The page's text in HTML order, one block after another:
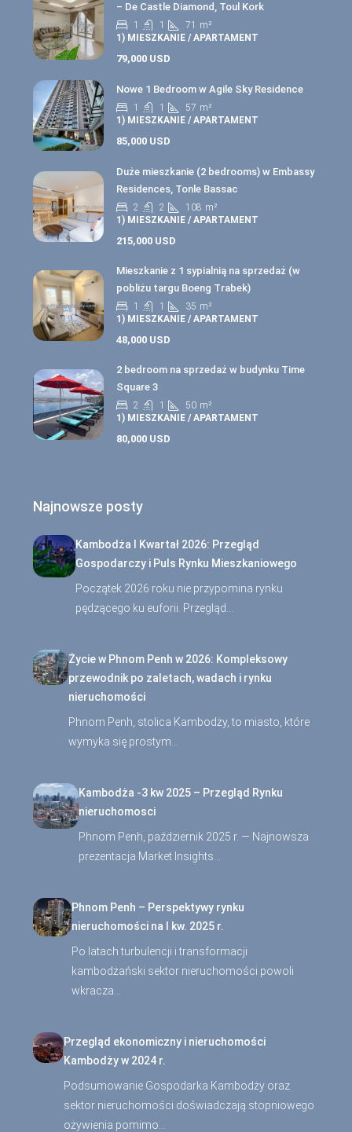
– De Castle Diamond, Toul Kork
1 1 71
m²
1) MIESZKANIE / APARTAMENT
79,000 USD
Nowe 1 Bedroom w Agile Sky Residence
1 1 57 m²
1) MIESZKANIE / APARTAMENT
85,000 USD
Duże mieszkanie (2 bedrooms) w Embassy
Residences, Tonle Bassac
2 2 108 m²
1) MIESZKANIE / APARTAMENT
215,000 USD
Mieszkanie z 1 sypialnią na sprzedaż (w
pobliżu targu Boeng Trabek)
1 1 35 m²
1) MIESZKANIE / APARTAMENT
48,000 USD
2 bedroom na sprzedaż w budynku Time
Square 3
2 1 50 m²
1) MIESZKANIE / APARTAMENT
80,000 USD
Najnowsze posty
Kambodża I Kwartał 2026: Przegląd
Gospodarczy i Puls Rynku Mieszkaniowego
Początek 2026 roku nie przypomina rynku
pędzącego ku euforii. Przegląd…
Życie w Phnom Penh w 2026: Kompleksowy
przewodnik po zaletach, wadach i rynku
nieruchomości
Phnom Penh, stolica Kambodży, to miasto, które
wymyka się prostym…
Kambodża -3 kw 2025 – Przegląd Rynku
nieruchomosci
Phnom Penh, październik 2025 r. — Najnowsza
prezentacja Market Insights…
Phnom Penh – Perspektywy rynku
nieruchomości na I kw. 2025 r.
Po latach turbulencji i transformacji
kambodżański sektor nieruchomości powoli
wkracza…
Przegląd ekonomiczny i nieruchomości
Kambodży w 2024 r.
Podsumowanie Gospodarka Kambodży oraz
sektor nieruchomości doświadczają stopniowego
ożywienia pomimo…